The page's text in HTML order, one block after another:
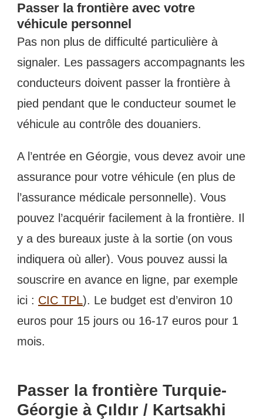
Passer la frontière avec votre
véhicule personnel
Pas non plus de difficulté particulière à
signaler. Les passagers accompagnants les
conducteurs doivent passer la frontière à
pied pendant que le conducteur soumet le
véhicule au contrôle des douaniers.
A l’entrée en Géorgie, vous devez avoir une
assurance pour votre véhicule (en plus de
l’assurance médicale personnelle). Vous
pouvez l’acquérir facilement à la frontière. Il
y a des bureaux juste à la sortie (on vous
indiquera où aller). Vous pouvez aussi la
souscrire en avance en ligne, par exemple
ici : CIC TPL). Le budget est d’environ 10
euros pour 15 jours ou 16-17 euros pour 1
mois.
Passer la frontière Turquie-
Géorgie à Çıldır / Kartsakhi